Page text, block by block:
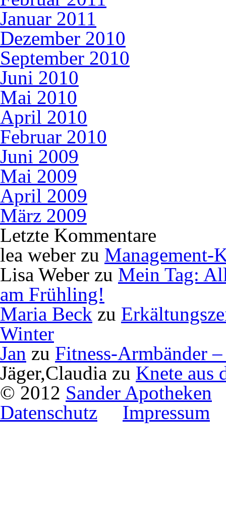
Januar 2011
Dezember 2010
September 2010
Juni 2010
Mai 2010
April 2010
Februar 2010
Juni 2009
Mai 2009
April 2009
März 2009
Letzte Kommentare
lea weber zu Management-
Lisa Weber zu Mein Tag:
am Frühling!
Maria Beck zu
Winter
Jan zu Fitness-Armbänder
Jäger,Claudia zu Knete aus
© 2012 Sander Apotheken
Datenschutz
Impressum